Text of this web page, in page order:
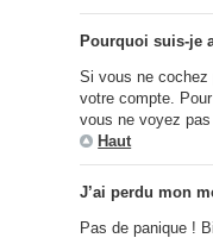
Pourquoi suis-je
Si vous ne
votre compte.
vous ne voyez
Haut
J’ai perdu mon
Pas de panique !